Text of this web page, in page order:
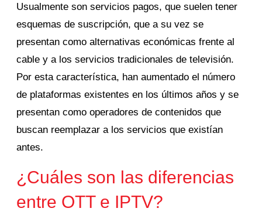
Usualmente son servicios pagos, que suelen tener
esquemas de suscripción, que a su vez se
presentan como alternativas económicas frente al
cable y a los servicios tradicionales de televisión.
Por esta característica, han aumentado el número
de plataformas existentes en los últimos años y se
presentan como operadores de contenidos que
buscan reemplazar a los servicios que existían
antes.
¿Cuáles son las diferencias
entre OTT e IPTV?